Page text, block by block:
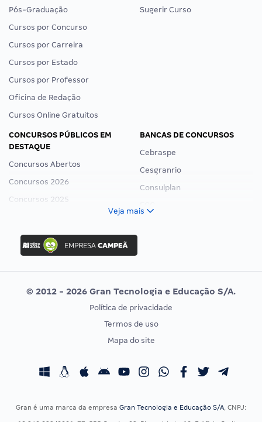
Pós-Graduação
Cursos por Concurso
Cursos por Carreira
Cursos por Estado
Cursos por Professor
Oficina de Redação
Cursos Online Gratuitos
Sugerir Curso
CONCURSOS PÚBLICOS EM
DESTAQUE
Concursos Abertos
Concursos 2026
Concursos 2025
Concurso Ibama
Concurso MPU
Editais publicados
BANCAS DE CONCURSOS
Cebraspe
Cesgranrio
Consulplan
Vunesp
CONCURSOS POR PROFISSÃO
Concursos Fiscais
EXAME DE ORDEM
Calendário OAB
Veja mais
© 2012 - 2026 Gran Tecnologia e Educação S/A.
Política de privacidade
Termos de uso
Mapa do site
Gran é uma marca da empresa Gran Tecnologia e Educação S/A, CNPJ: